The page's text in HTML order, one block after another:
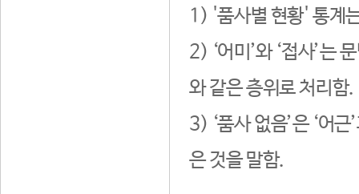
1) '품사별 현황' 통계
2) ‘어미’와 ‘접사’는
와 같은 층위로 처리함.
3) ‘품사 없음’은 ‘어
은 것을 말함.